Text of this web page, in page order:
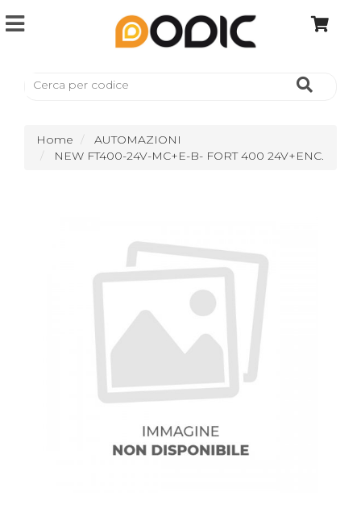
Home
AUTOMAZIONI
NEW FT400-24V-MC+E-B- FORT 400 24V+ENC.